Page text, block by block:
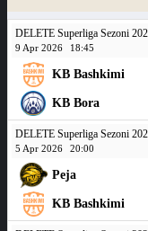
DELETE Superliga Sezoni
9 Apr 2026 18:45
KB Bashkimi
KB Bora
DELETE Superliga Sezoni
5 Apr 2026 20:00
Peja
KB Bashkimi